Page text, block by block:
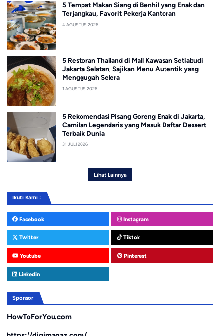
5 Tempat Makan Siang di Benhil yang Enak dan
Terjangkau, Favorit Pekerja Kantoran
4 AGUSTUS 2026
5 Restoran Thailand di Mall Kawasan Setiabudi
Jakarta Selatan, Sajikan Menu Autentik yang
Menggugah Selera
1 AGUSTUS 2026
5 Rekomendasi Pisang Goreng Enak di Jakarta,
Camilan Legendaris yang Masuk Daftar Dessert
Terbaik Dunia
31 JULI 2026
Lihat Lainnya
Ikuti Kami :
Facebook Instagram
Twitter Tiktok
Youtube Pinterest
Linkedin
Sponsor
HowToForYou.com